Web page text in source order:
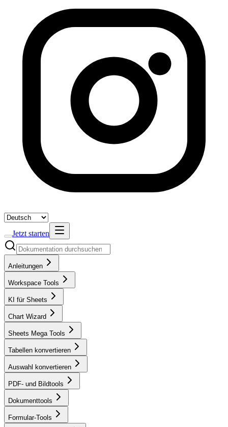
Jetzt starten
Anleitungen
Workspace Tools
KI für Sheets
Chart Wizard
Sheets Mega Tools
Tabellen konvertieren
Auswahl konvertieren
PDF- und Bildtools
Dokumenttools
Formular-Tools